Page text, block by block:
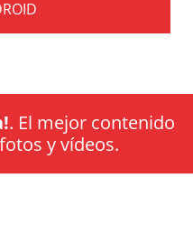
. El mejor contenido
y vídeos.